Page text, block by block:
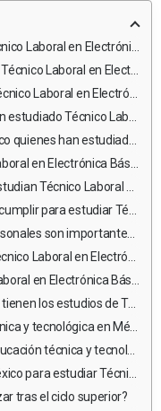
en Electrónica Básica?
Básica y qué retos enfrentan?
en Electrónica Básica?
Laboral en Electrónica Básica?
Laboral en Electrónica Básica?
Básica mejor pagada?
Laboral en Electrónica Básica?
en Electrónica Básica en México?
Técnico Laboral en Electrónica Básica?
Electrónica Básica en México?
en Electrónica Básica?
Laboral en Electrónica Básica en México?
estudiar Técnico Laboral en Electrónica Básica
Técnico Laboral en Electrónica Básica
Laboral en Electrónica Básica?
tras el ciclo superior?